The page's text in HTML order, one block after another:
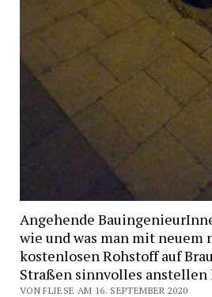
Angehende
wie und was man mit neuem
kostenlosen Rohstoff auf
Straßen sinnvolles anstellen
VON FLIESE AM 16. SEPTEMBER 2020